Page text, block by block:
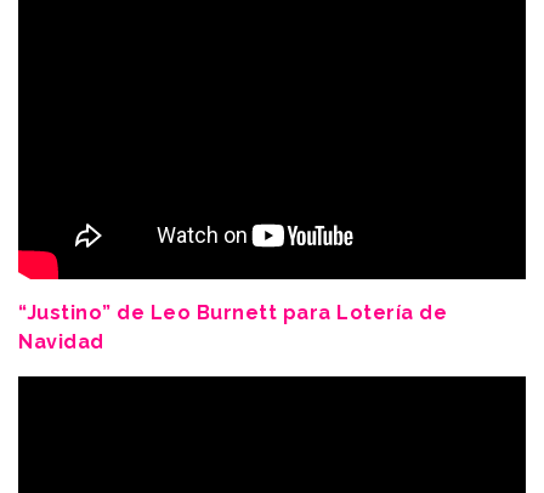
“Justino” de Leo Burnett para Lotería de
Navidad